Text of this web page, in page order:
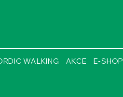
WALKING AKCE E-SHOP